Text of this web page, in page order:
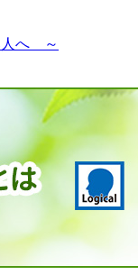
人へ ～